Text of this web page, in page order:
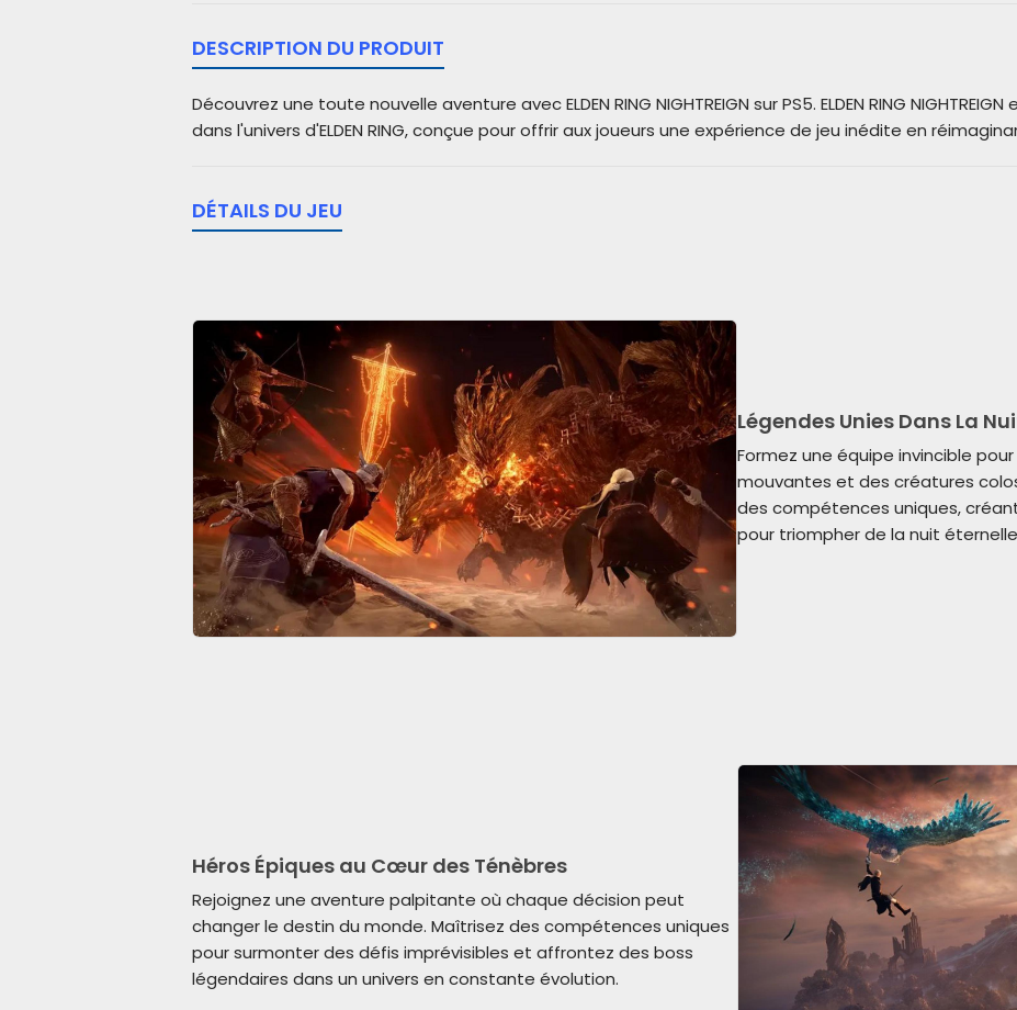
DESCRIPTION DU PRODUIT
Découvrez une toute nouvelle aventure avec ELDEN RING NIGHTREIGN sur PS5. ELDEN RING
dans l'univers d'ELDEN RING, conçue pour offrir aux joueurs une expérience de jeu inédite en
DÉTAILS DU JEU
Légendes Unies Dans La
Formez une équipe invincible
mouvantes et des créatures
des compétences uniques,
pour triompher de la nuit
Héros Épiques au Cœur des Ténèbres
Rejoignez une aventure palpitante où chaque décision peut
changer le destin du monde. Maîtrisez des compétences uniques
pour surmonter des défis imprévisibles et affrontez des boss
légendaires dans un univers en constante évolution.